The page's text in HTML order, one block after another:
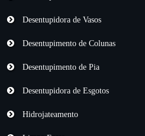
Desentupidora de Vasos
Desentupimento de Colunas
Desentupimento de Pia
Desentupidora de Esgotos
Hidrojateamento